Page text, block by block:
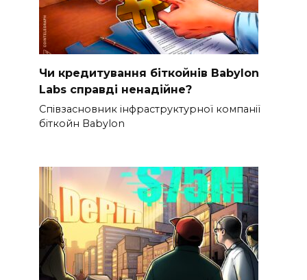
Чи кредитування біткойнів Babylon
Labs справді ненадійне?
Співзасновник інфраструктурної компанії
біткойн Babylon